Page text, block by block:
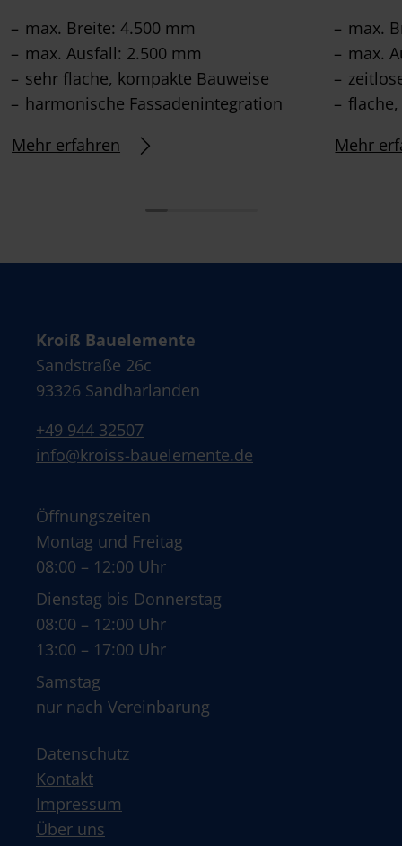
max. Breite: 4.500 mm
max. Ausfall: 2.500 mm
sehr flache, kompakte Bauweise
harmonische Fassadenintegration
Mehr erfahren
max.
max.
Mehr
Kroiß Bauelemente
Sandstraße 26c
93326 Sandharlanden
+49 944 32507
info@kroiss-bauelemente.de
Öffnungszeiten
Montag und Freitag
08:00 – 12:00 Uhr
Dienstag bis Donnerstag
08:00 – 12:00 Uhr
13:00 – 17:00 Uhr
Samstag
nur nach Vereinbarung
Datenschutz
Kontakt
Impressum
Über uns